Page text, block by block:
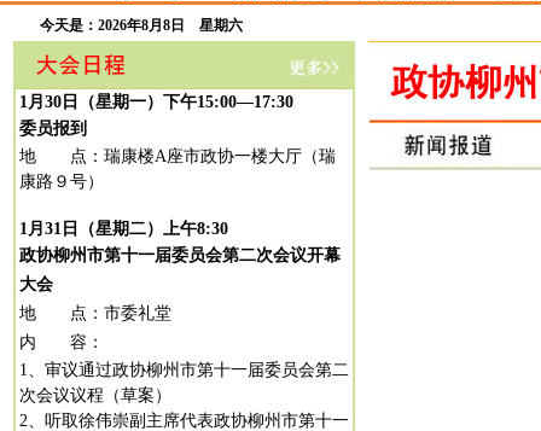
今天是： 2026年8月8日 星期六
1月 30 日（星期一）下午15:00—17:30
委员报到
地 点：瑞康楼A座市政协一楼大厅（瑞
康路９号）
1月 31 日（星期二）上午8:30
政协柳州市第十一届委员会第二次会议开幕
大会
地 点：市委礼堂
内 容：
1、审议通过政协柳州市第十一届委员会第二
次会议议程（草案）
2、听取徐伟崇副主席代表政协柳州市第十一